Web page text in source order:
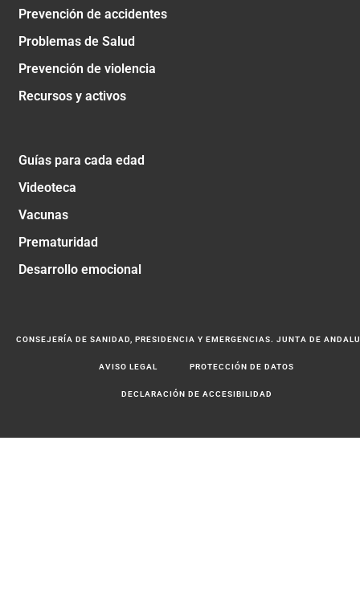
Prevención de accidentes
Problemas de Salud
Prevención de violencia
Recursos y activos
Guías para cada edad
Videoteca
Vacunas
Prematuridad
Desarrollo emocional
CONSEJERÍA DE SANIDAD, PRESIDENCIA Y EMERGENCIAS. JUNTA DE
AVISO LEGAL PROTECCIÓN DE DATOS
DECLARACIÓN DE ACCESIBILIDAD